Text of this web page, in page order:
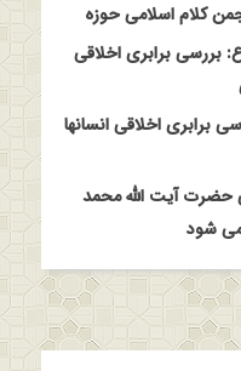
کلام اسلامی حوزه
بررسی برابری اخلاقی
برابری اخلاقی انسانها
حضرت آیت الله محمد
شود